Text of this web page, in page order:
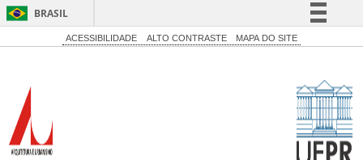
BRASIL
Simplifique!
Acesso à informação
ACESSIBILIDADE ALTO CONTRASTE MAPA DO SITE